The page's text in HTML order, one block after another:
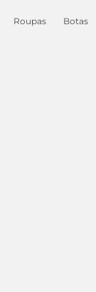
Roupas Botas